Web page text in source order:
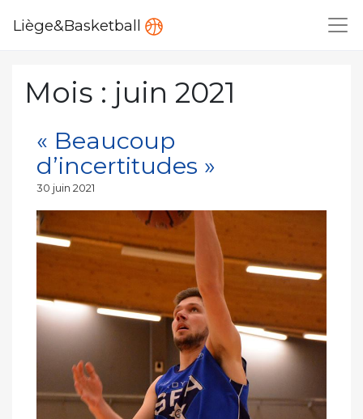
Liège&Basketball
Mois : juin 2021
« Beaucoup
d’incertitudes »
Publié
30 juin 2021